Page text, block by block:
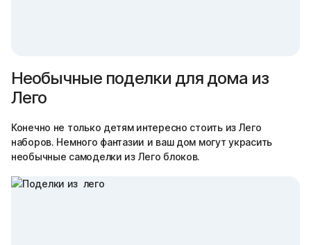
Необычные поделки для дома из
Лего
Конечно не только детям интересно стоить из Лего
наборов. Немного фантазии и ваш дом могут украсить
необычные самоделки из Лего блоков.